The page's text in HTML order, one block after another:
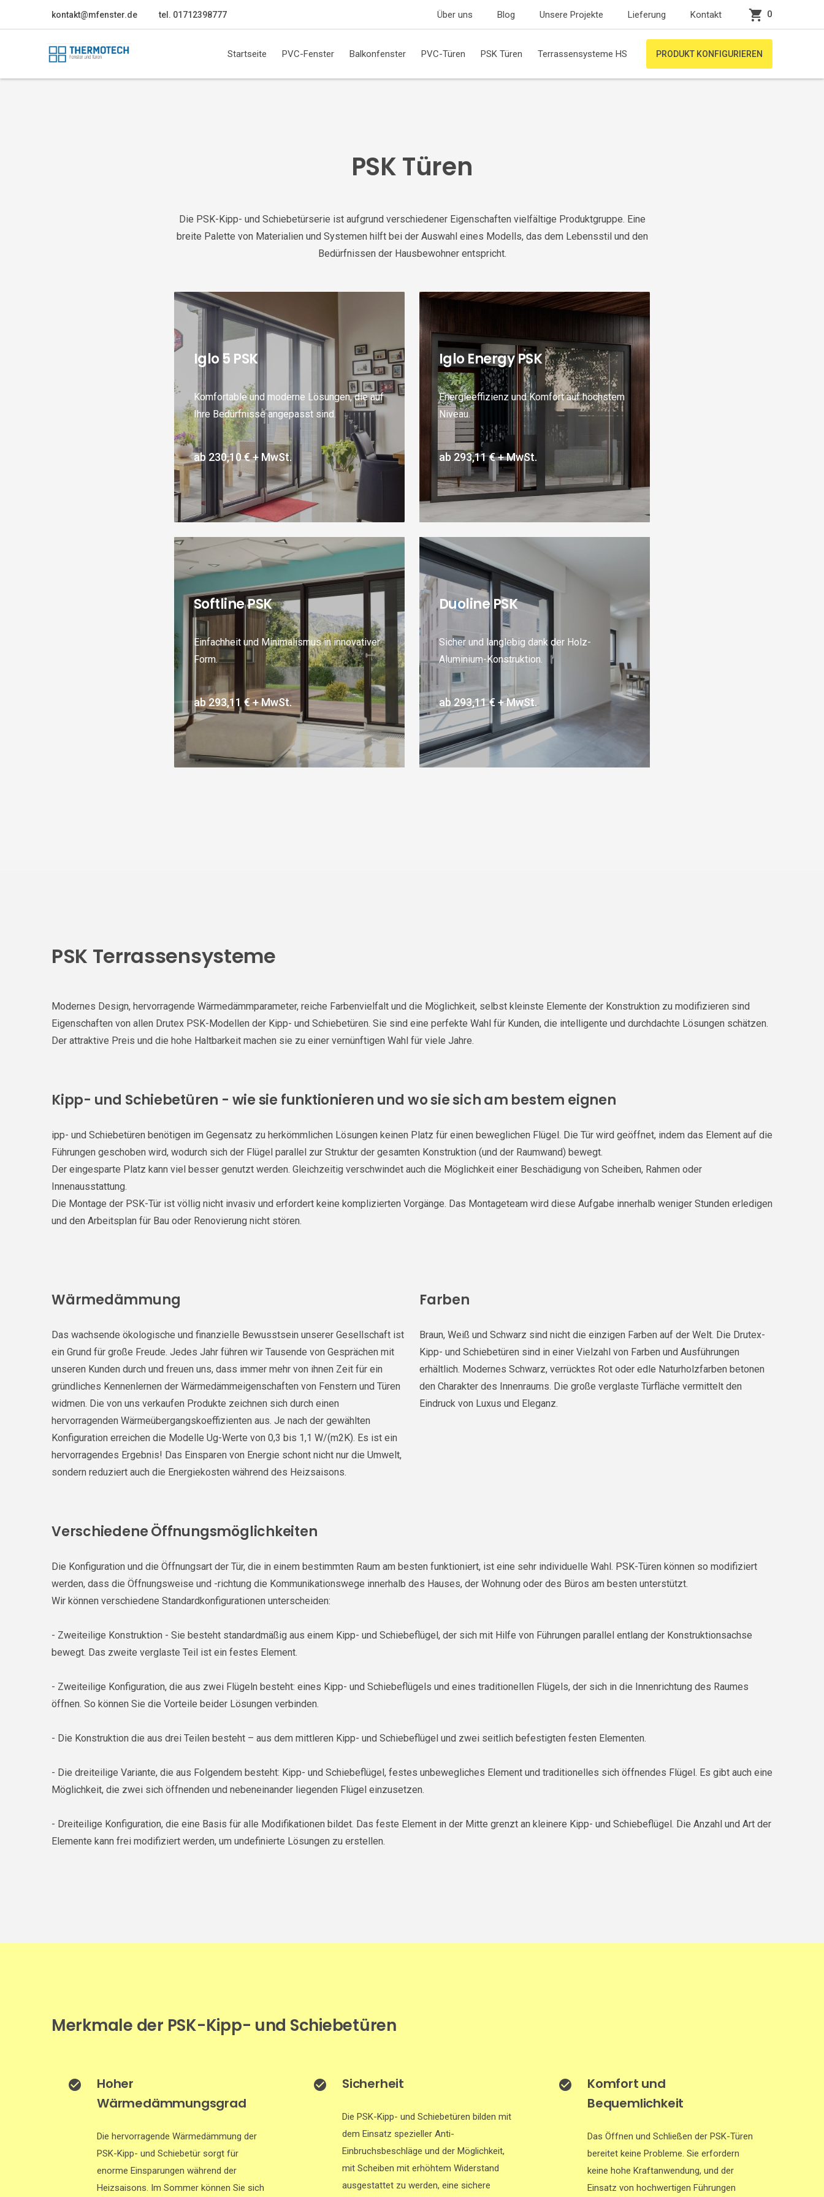
kontakt@mfenster.de tel. 01712398777 Über uns Blog Unsere Projekte Lieferung Kontakt 0
Startseite PVC-Fenster Balkonfenster PVC-Türen PSK Türen Terrassensysteme HS PRODUKT KONFIGURIEREN
PSK Türen
Die PSK-Kipp- und Schiebetürserie ist aufgrund verschiedener Eigenschaften vielfältige Produktgruppe. Eine
breite Palette von Materialien und Systemen hilft bei der Auswahl eines Modells, das dem Lebensstil und den
Bedürfnissen der Hausbewohner entspricht.
Iglo 5 PSK
Komfortable und moderne Lösungen, die auf
Ihre Bedürfnisse angepasst sind.
ab 230,10 €+ MwSt.
Iglo Energy PSK
Energieeffizienz und Komfort auf höchstem
Niveau.
ab 293,11 €+ MwSt.
Softline PSK
Einfachheit und Minimalismus in innovativer
Form.
ab293,11 €+ MwSt.
Duoline PSK
Sicher und langlebig dank der Holz-
Aluminium-Konstruktion.
ab293,11 € + MwSt.
PSK Terrassensysteme
Modernes Design, hervorragende Wärmedämmparameter, reiche Farbenvielfalt und die Möglichkeit, selbst kleinste Elemente der Konstruktion zu modifizieren sind
Eigenschaften von allen Drutex PSK-Modellen der Kipp- und Schiebetüren. Sie sind eine perfekte Wahl für Kunden, die intelligente und durchdachte Lösungen schätzen.
Der attraktive Preis und die hohe Haltbarkeit machen sie zu einer vernünftigen Wahl für viele Jahre.
Kipp- und Schiebetüren - wie sie funktionieren und wo sie sich am bestem eignen
ipp- und Schiebetüren benötigen im Gegensatz zu herkömmlichen Lösungen keinen Platz für einen beweglichen Flügel. Die Tür wird geöffnet, indem das Element auf die
Führungen geschoben wird, wodurch sich der Flügel parallel zur Struktur der gesamten Konstruktion (und der Raumwand) bewegt.
Der eingesparte Platz kann viel besser genutzt werden. Gleichzeitig verschwindet auch die Möglichkeit einer Beschädigung von Scheiben, Rahmen oder
Innenausstattung.
Die Montage der PSK-Tür ist völlig nicht invasiv und erfordert keine komplizierten Vorgänge. Das Montageteam wird diese Aufgabe innerhalb weniger Stunden erledigen
und den Arbeitsplan für Bau oder Renovierung nicht stören.
Wärmedämmung
Das wachsende ökologische und finanzielle Bewusstsein unserer Gesellschaft ist
ein Grund für große Freude. Jedes Jahr führen wir Tausende von Gesprächen mit
unseren Kunden durch und freuen uns, dass immer mehr von ihnen Zeit für ein
gründliches Kennenlernen der Wärmedämmeigenschaften von Fenstern und Türen
widmen. Die von uns verkaufen Produkte zeichnen sich durch einen
hervorragenden Wärmeübergangskoeffizienten aus. Je nach der gewählten
Konfiguration erreichen die Modelle Ug-Werte von 0,3 bis 1,1 W/(m2K). Es ist ein
hervorragendes Ergebnis! Das Einsparen von Energie schont nicht nur die Umwelt,
sondern reduziert auch die Energiekosten während des Heizsaisons.
Farben
Braun, Weiß und Schwarz sind nicht die einzigen Farben auf der Welt. Die Drutex-
Kipp- und Schiebetüren sind in einer Vielzahl von Farben und Ausführungen
erhältlich. Modernes Schwarz, verrücktes Rot oder edle Naturholzfarben betonen
den Charakter des Innenraums. Die große verglaste Türfläche vermittelt den
Eindruck von Luxus und Eleganz.
Verschiedene Öffnungsmöglichkeiten
Die Konfiguration und die Öffnungsart der Tür, die in einem bestimmten Raum am besten funktioniert, ist eine sehr individuelle Wahl. PSK-Türen können so modifiziert
werden, dass die Öffnungsweise und -richtung die Kommunikationswege innerhalb des Hauses, der Wohnung oder des Büros am besten unterstützt.
Wir können verschiedene Standardkonfigurationen unterscheiden:
- Zweiteilige Konstruktion - Sie besteht standardmäßig aus einem Kipp- und Schiebeflügel, der sich mit Hilfe von Führungen parallel entlang der Konstruktionsachse
bewegt. Das zweite verglaste Teil ist ein festes Element.
- Zweiteilige Konfiguration, die aus zwei Flügeln besteht: eines Kipp- und Schiebeflügels und eines traditionellen Flügels, der sich in die Innenrichtung des Raumes
öffnen. So können Sie die Vorteile beider Lösungen verbinden.
- Die Konstruktion die aus drei Teilen besteht – aus dem mittleren Kipp- und Schiebeflügel und zwei seitlich befestigten festen Elementen.
- Die dreiteilige Variante, die aus Folgendem besteht: Kipp- und Schiebeflügel, festes unbewegliches Element und traditionelles sich öffnendes Flügel. Es gibt auch eine
Möglichkeit, die zwei sich öffnenden und nebeneinander liegenden Flügel einzusetzen.
- Dreiteilige Konfiguration, die eine Basis für alle Modifikationen bildet. Das feste Element in der Mitte grenzt an kleinere Kipp- und Schiebeflügel. Die Anzahl und Art der
Elemente kann frei modifiziert werden, um undefinierte Lösungen zu erstellen.
Merkmale der PSK-Kipp- und Schiebetüren
Hoher
Wärmedämmungsgrad
Die hervorragende Wärmedämmung der
PSK-Kipp- und Schiebetür sorgt für
enorme Einsparungen während der
Heizsaisons. Im Sommer können Sie sich
Sicherheit
Die PSK-Kipp- und Schiebetüren bilden mit
dem Einsatz spezieller Anti-
Einbruchsbeschläge und der Möglichkeit,
mit Scheiben mit erhöhtem Widerstand
ausgestattet zu werden, eine sichere
Komfort und
Bequemlichkeit
Das Öffnen und Schließen der PSK-Türen
bereitet keine Probleme. Sie erfordern
keine hohe Kraftanwendung, und der
Einsatz von hochwertigen Führungen